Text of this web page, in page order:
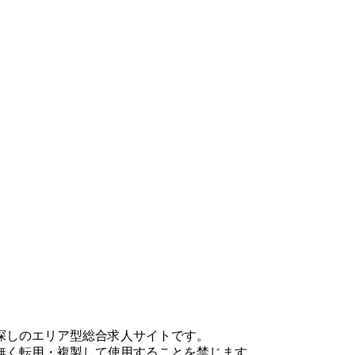
のエリア型総合求人サイトです。
転用・複製して使用することを禁じます。